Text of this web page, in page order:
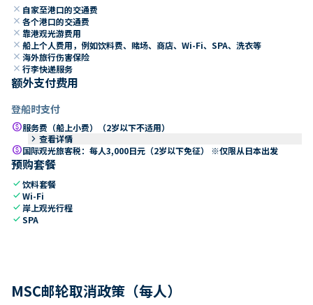
close 自家至港口的交通费
close 各个港口的交通费
close 靠港观光游费用
close 船上个人费用，例如饮料费、赌场、商店、Wi-Fi、SPA、洗衣等
close 海外旅行伤害保险
close 行李快递服务
额外支付费用
登船时支付
paid服务费（船上小费）（2岁以下不适用）
keyboard_arrow_right 查看详情
paid国际观光旅客税：每人3,000日元（2岁以下免征） ※仅限从日本出发
预购套餐
check饮料套餐
checkWi-Fi
check 岸上观光行程
checkSPA
MSC邮轮取消政策（每人）